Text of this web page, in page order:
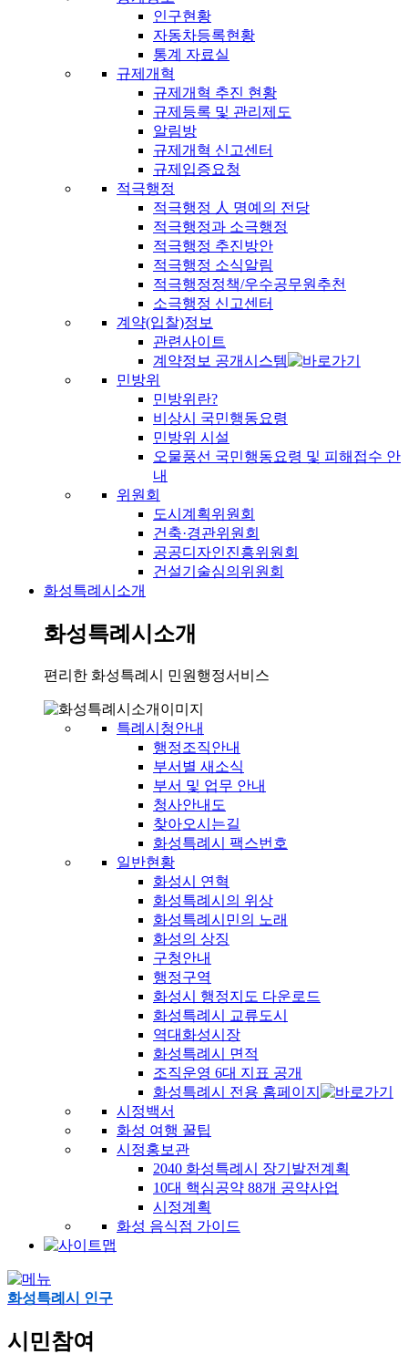
인구현황
자동차등록현황
통계 자료실
규제개혁
규제개혁 추진 현황
규제등록 및 관리제도
알림방
규제개혁 신고센터
규제입증요청
적극행정
적극행정 人 명예의 전당
적극행정과 소극행정
적극행정 추진방안
적극행정 소식알림
적극행정정책/우수공무원추천
소극행정 신고센터
계약(입찰)정보
관련사이트
계약정보 공개시스템
민방위
민방위란?
비상시 국민행동요령
민방위 시설
오물풍선 국민행동요령 및 피해접수 안
내
위원회
도시계획위원회
건축·경관위원회
공공디자인진흥위원회
건설기술심의위원회
화성특례시소개
화성특례시소개
편리한 화성특례시 민원행정서비스
특례시청안내
행정조직안내
부서별 새소식
부서 및 업무 안내
청사안내도
찾아오시는길
화성특례시 팩스번호
일반현황
화성시 연혁
화성특례시의 위상
화성특례시민의 노래
화성의 상징
구청안내
행정구역
화성시 행정지도 다운로드
화성특례시 교류도시
역대화성시장
화성특례시 면적
조직운영 6대 지표 공개
화성특례시 전용 홈페이지
시정백서
화성 여행 꿀팁
시정홍보관
2040 화성특례시 장기발전계획
10대 핵심공약 88개 공약사업
시정계획
화성 음식점 가이드
화성특례시 인구
시민참여